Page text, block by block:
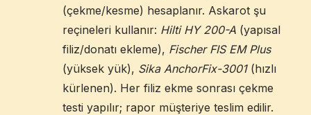
(çekme/kesme) hesaplanır. Askarot şu
reçineleri kullanır: Hilti HY 200-A (yapısal
filiz/donatı ekleme), Fischer FIS EM Plus
(yüksek yük), Sika AnchorFix-3001(hızlı
kürlenen). Her filiz ekme sonrası çekme
testi yapılır; rapor müşteriye teslim edilir.